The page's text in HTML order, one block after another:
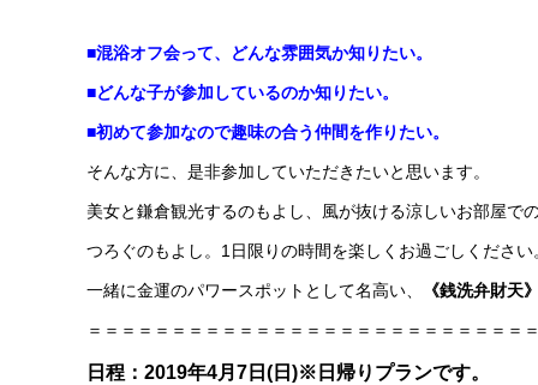
■混浴オフ会って、どんな雰囲気か知りたい。
■どんな子が参加しているのか知りたい。
■初めて参加なので趣味の合う仲間を作りたい。
そんな方に、是非参加していただきたいと思います。
美女と鎌倉観光するのもよし、風が抜ける涼しいお部屋で
つろぐのもよし。1日限りの時間を楽しくお過ごしください
一緒に金運のパワースポットとして名高い、 《銭洗弁財天
＝＝＝＝＝＝＝＝＝＝＝＝＝＝＝＝＝＝＝＝＝＝＝＝＝＝
日程：2019年4月7日(日)※日帰りプランです。